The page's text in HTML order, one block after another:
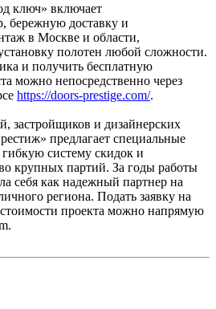
ключ» включает
бережную доставку и
в Москве и области,
полотен любой сложности.
и получить бесплатную
можно непосредственно через
https://doors-prestige.com/.
застройщиков и дизайнерских
предлагает специальные
гибкую систему скидок и
крупных партий. За годы работы
себя как надежный партнер на
региона. Подать заявку на
проекта можно напрямую